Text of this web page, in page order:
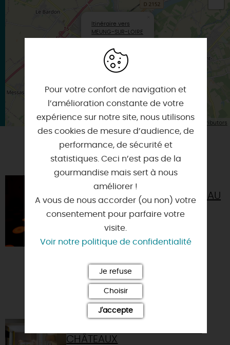
Itinéraire vers
MEUNG-SUR-LOIRE
| Map data © OpenStreetMap contributors
VOUS AIMEREZ AUSSI
CHÂTEAU DE
BEAUGENCY - CHÂTEAU
DE LUMIÈRES
CHÂTEAUX
Pour votre confort de navigation et
l’amélioration constante de votre
expérience sur notre site, nous utilisons
des cookies de mesure d’audience, de
performance, de sécurité et
statistiques. Ceci n’est pas de la
gourmandise mais sert à nous
améliorer !
A vous de nous accorder (ou non) votre
consentement pour parfaire votre
visite.
Voir notre politique de confidentialité
Je refuse
Choisir
J'accepte